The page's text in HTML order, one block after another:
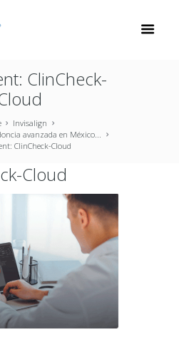
ClinCheck-
Invisalign
avanzada en México...
ClinCheck-Cloud
Cloud